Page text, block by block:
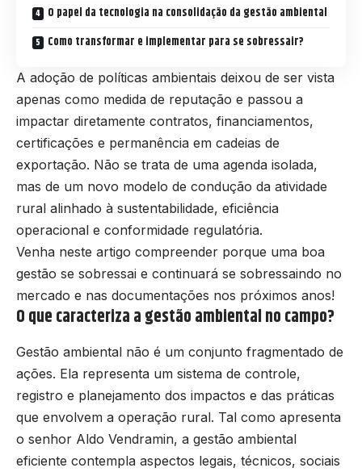
O papel da tecnologia na consolidação da gestão ambiental
Como transformar e implementar para se sobressair?
A adoção de políticas ambientais deixou de ser vista
apenas como medida de reputação e passou a
impactar diretamente contratos, financiamentos,
certificações e permanência em cadeias de
exportação. Não se trata de uma agenda isolada,
mas de um novo modelo de condução da atividade
rural alinhado à sustentabilidade, eficiência
operacional e conformidade regulatória.
Venha neste artigo compreender porque uma boa
gestão se sobressai e continuará se sobressaindo no
mercado e nas documentações nos próximos anos!
O que caracteriza a gestão ambiental no campo?
Gestão ambiental não é um conjunto fragmentado de
ações. Ela representa um sistema de controle,
registro e planejamento dos impactos e das práticas
que envolvem a operação rural. Tal como apresenta
o senhor Aldo Vendramin, a gestão ambiental
eficiente contempla aspectos legais, técnicos, sociais